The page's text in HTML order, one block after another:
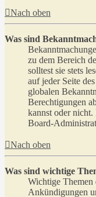
Nach oben
Was sind
zu dem Bereich
solltest sie stets
auf jeder Seite
globalen
Berechtigungen
kannst oder
Board-
Nach oben
Was sind wichtige
Wichtige Themen
Ankündigungen